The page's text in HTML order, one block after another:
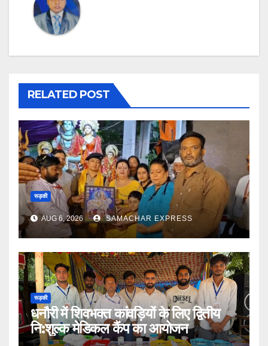
RELATED POST
रूड़की
AUG 6, 2026 SAMACHAR EXPRESS
रूड़की
धनौरी में शिवभक्त कांवड़ियों के लिए द्वितीय
नि:शुल्क मेडिकल कैंप का आयोजन